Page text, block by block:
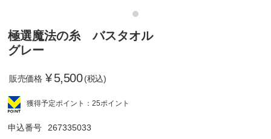
極選魔法の糸 バスタオル
グレー
販売価格 ¥5,500 (税込)
獲得予定ポイント：25ポイント
申込番号 267335033